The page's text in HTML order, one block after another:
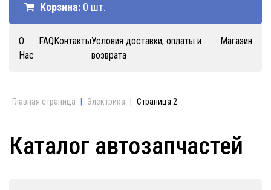
Корзина: 0 шт.
О
Нас
FAQКонтактыУсловия доставки, оплаты и
возврата
Магазин
Главная страница Электрика Страница 2
Каталог автозапчастей